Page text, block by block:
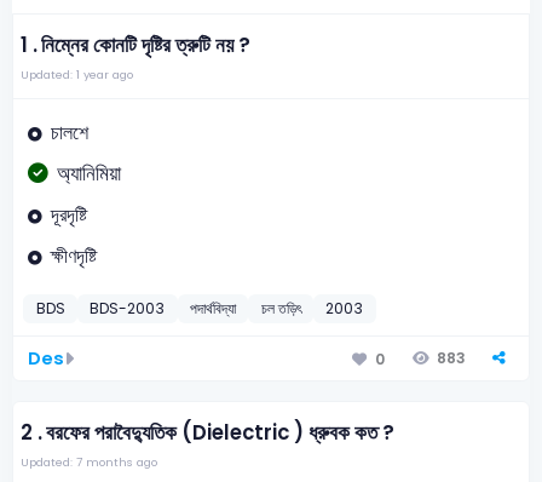
1 .নিম্নের কোনটি দৃষ্টির ত্রুটি নয় ?
Updated: 1 year ago
চালশে
অ্যানিমিয়া
দূরদৃষ্টি
ক্ষীণদৃষ্টি
BDS BDS-2003 পদার্থবিদ্যা চল তড়িৎ 2003
Des 0 883
2 .বরফের পরাবৈদ্যুতিক (Dielectric ) ধ্রুবক কত ?
Updated: 7 months ago